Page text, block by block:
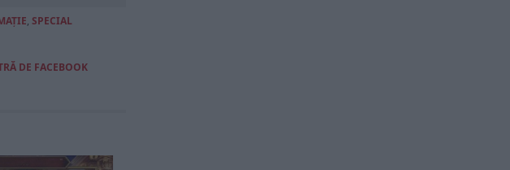
, SPECIAL
DE FACEBOOK